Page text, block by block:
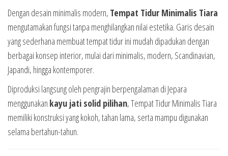
Dengan desain minimalis modern, Tempat Tidur Minimalis Tiara
mengutamakan fungsi tanpa menghilangkan nilai estetika. Garis desain
yang sederhana membuat tempat tidur ini mudah dipadukan dengan
berbagai konsep interior, mulai dari minimalis, modern, Scandinavian,
Japandi, hingga kontemporer.
Diproduksi langsung oleh pengrajin berpengalaman di Jepara
menggunakan kayu jati solid pilihan, Tempat Tidur Minimalis Tiara
memiliki konstruksi yang kokoh, tahan lama, serta mampu digunakan
selama bertahun-tahun.